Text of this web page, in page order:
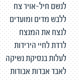
לנשם חיל-אויר צח
ללבש מדים ומועדים
לנצח את המנצח
לרדת לחיי הירידות
לעלות בנסיקת נשיקה
לאבד אבדות אבודות